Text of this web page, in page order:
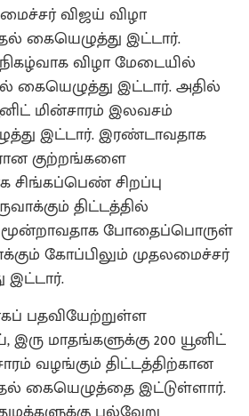
விஜய் விழா
கையெழுத்து இட்டார்.
விழா மேடையில்
கையெழுத்து இட்டார். அதில்
மின்சாரம் இலவசம்
இட்டார். இரண்டாவதாக
குற்றங்களை
சிங்கப்பெண் சிறப்பு
திட்டத்தில்
மூன்றாவதாக போதைப்பொருள்
கோப்பிலும் முதலமைச்சர்
இட்டார்.
பதவியேற்றுள்ள
மாதங்களுக்கு 200 யூனிட்
வழங்கும் திட்டத்திற்கான
கையெழுத்தை இட்டுள்ளார்.